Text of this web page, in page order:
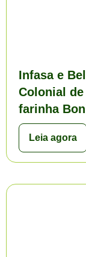
Infasa e
Colonial
farinha
Leia agora